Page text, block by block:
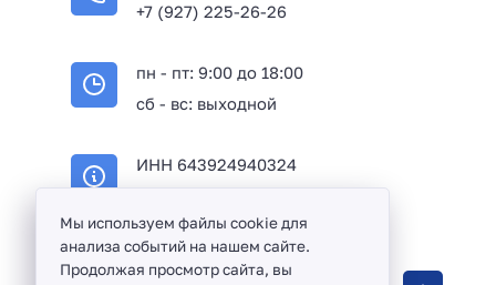
+7 (927) 225-26-26
пн - пт: 9:00 до 18:00
сб - вс: выходной
ИНН 643924940324
Мы используем файлы cookie для
анализа событий на нашем сайте.
Продолжая просмотр сайта, вы